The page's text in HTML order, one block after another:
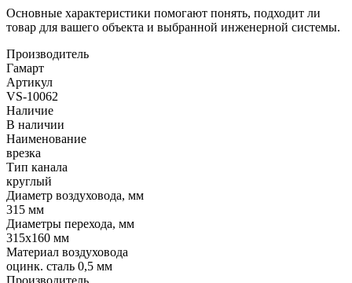
Основные характеристики помогают понять, подходит ли
товар для вашего объекта и выбранной инженерной системы.
Производитель
Гамарт
Артикул
VS-10062
Наличие
В наличии
Наименование
врезка
Тип канала
круглый
Диаметр воздуховода, мм
315 мм
Диаметры перехода, мм
315x160 мм
Материал воздуховода
оцинк. сталь 0,5 мм